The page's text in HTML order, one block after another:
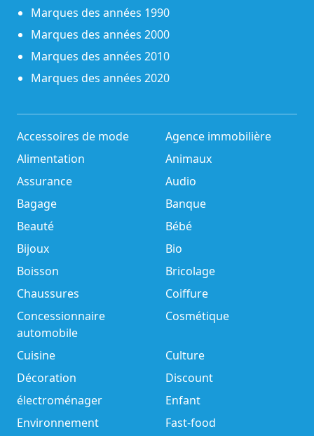
Marques des années 1990
Marques des années 2000
Marques des années 2010
Marques des années 2020
Accessoires de mode
Agence immobilière
Alimentation
Animaux
Assurance
Audio
Bagage
Banque
Beauté
Bébé
Bijoux
Bio
Boisson
Bricolage
Chaussures
Coiffure
Concessionnaire
automobile
Cosmétique
Cuisine
Culture
Décoration
Discount
électroménager
Enfant
Environnement
Fast-food